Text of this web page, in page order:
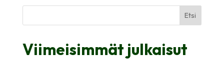
Etsi
Viimeisimmät julkaisut